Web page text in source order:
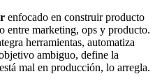
enfocado en construir producto
entre marketing, ops y producto.
herramientas, automatiza
ambiguo, define la
mal en producción, lo arregla.